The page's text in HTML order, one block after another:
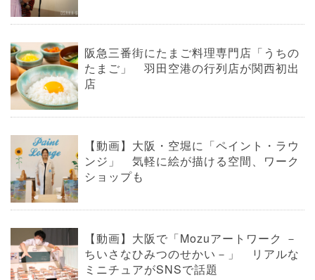
阪急三番街にたまご料理専門店「うちの
たまご」 羽田空港の行列店が関西初出
店
【動画】大阪・空堀に「ペイント・ラウ
ンジ」 気軽に絵が描ける空間、ワーク
ショップも
【動画】大阪で「Mozuアートワーク －
ちいさなひみつのせかい－」 リアルな
ミニチュアがSNSで話題